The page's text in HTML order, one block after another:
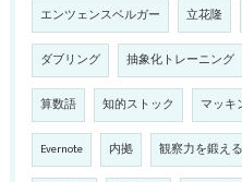
エンツェンスベルガー 立花隆
ダブリング 抽象化トレーニング
算数語 知的ストック マッキ
Evernote 内拠 観察力を鍛える